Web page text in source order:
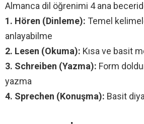
Almanca dil öğrenimi 4 ana
1. Hören (Dinleme): Temel
anlayabilme
2. Lesen (Okuma): Kısa ve basit
3. Schreiben (Yazma): Form
yazma
4. Sprechen (Konuşma): Basit